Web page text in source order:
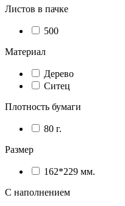
Листов в пачке
500
Материал
Дерево
Ситец
Плотность бумаги
80 г.
Размер
162*229 мм.
С наполнением